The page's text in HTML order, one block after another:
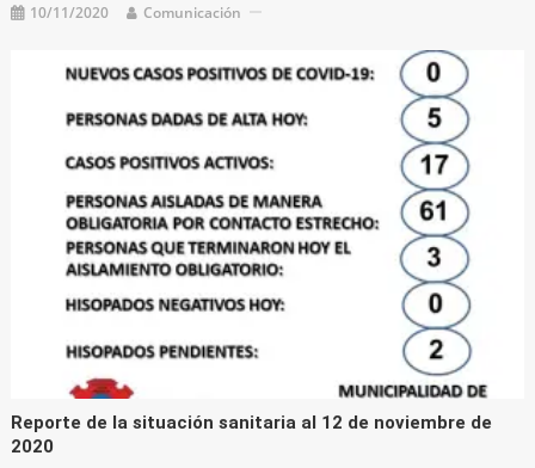
10/11/2020 Comunicación
Reporte de la situación sanitaria al 12 de noviembre de
2020